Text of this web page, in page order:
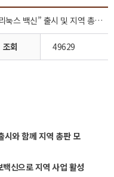
[보도자료] 터보백신 “리눅스 백신” 출시 및 지역 총판 모집
조회 49629
시와 함께 지역 총판 모
신으로 지역 사업 활성